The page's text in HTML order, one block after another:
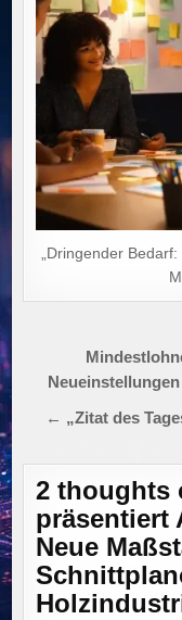
„Dringender
← „Zitat des
2 thoughts
präsentiert
Neue